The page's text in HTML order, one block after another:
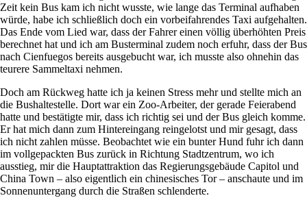
Zeit kein Bus kam ich nicht wusste, wie lange das Terminal aufhaben
würde, habe ich schließlich doch ein vorbeifahrendes Taxi aufgehalten.
Das Ende vom Lied war, dass der Fahrer einen völlig überhöhten Preis
berechnet hat und ich am Busterminal zudem noch erfuhr, dass der Bus
nach Cienfuegos bereits ausgebucht war, ich musste also ohnehin das
teurere Sammeltaxi nehmen.
Doch am Rückweg hatte ich ja keinen Stress mehr und stellte mich an
die Bushaltestelle. Dort war ein Zoo-Arbeiter, der gerade Feierabend
hatte und bestätigte mir, dass ich richtig sei und der Bus gleich komme.
Er hat mich dann zum Hintereingang reingelotst und mir gesagt, dass
ich nicht zahlen müsse. Beobachtet wie ein bunter Hund fuhr ich dann
im vollgepackten Bus zurück in Richtung Stadtzentrum, wo ich
ausstieg, mir die Hauptattraktion das Regierungsgebäude Capitol und
China Town – also eigentlich ein chinesisches Tor – anschaute und im
Sonnenuntergang durch die Straßen schlenderte.